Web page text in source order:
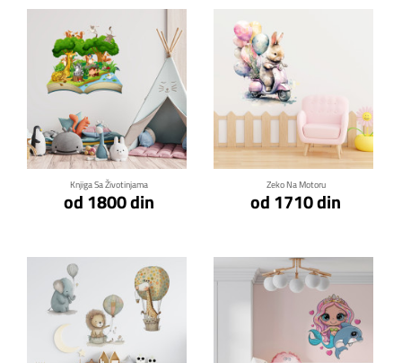
Knjiga Sa Životinjama
od 1800 din
Klikni za detalje
Zeko Na Motoru
od 1710 din
Klikni za detalje